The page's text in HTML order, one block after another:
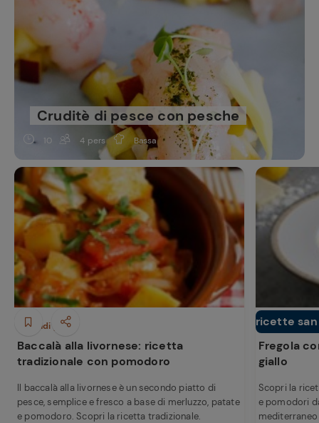
Cruditè di pesce con pesche
10 4 pers Bassa
Secondi piatti
Baccalà alla livornese: ricetta
tradizionale con pomodoro
Il baccalà alla livornese è un secondo piatto di
pesce, semplice e fresco a base di merluzzo, patate
e pomodoro. Scopri la ricetta tradizionale.
ricette
Primi piatti
Fregola
giallo
Scopri la
e pomodori